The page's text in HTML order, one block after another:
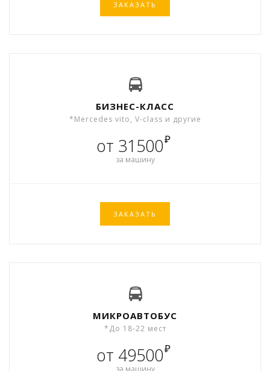
ЗАКАЗАТЬ
БИЗНЕС-КЛАСС
*Mercedes vito, V-class и другие
от 31500₽
за машину
ЗАКАЗАТЬ
МИКРОАВТОБУС
*До 18-22 мест
от 49500₽
за машину